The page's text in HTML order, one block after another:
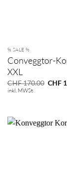
% SALE %
Conveggtor-
XXL
CHF170.00 CHF
inkl. MWSt